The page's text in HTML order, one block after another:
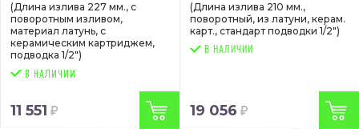
(Длина излива 227 мм., с
поворотным изливом,
материал латунь, с
керамическим картриджем,
подводка 1/2")
11 551
(Длина излива 210 мм.,
поворотный, из латуни, керам.
карт., стандарт подводки 1/2")
В НАЛИЧИИ
19 056